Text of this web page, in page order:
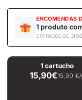
ENCOMENDAS
1 produto
em todos os
1 cartucho
15,90€15,90 €/